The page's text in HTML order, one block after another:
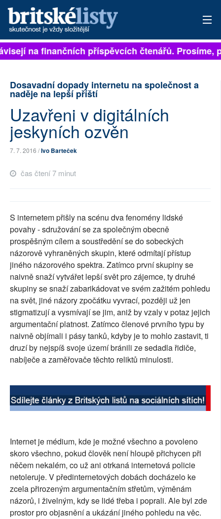
PŘIHLÁSIT
ARCHIV
ROZHOVORY
TÉMATA
SOCIÁLNÍ SÍTĚ
RUBRIKY
PLNÁ VERZE STRÁNEK
na finančních příspěvcích čtenářů. Prosíme,
Dosavadní dopady internetu na společnost a
naděje na lepší příští
Uzavřeni v digitálních
jeskyních ozvěn
7. 7. 2016 /Ivo Barteček
čas čtení 7 minut
S internetem přišly na scénu dva fenomény lidské
povahy - sdružování se za společným obecně
prospěšným cílem a soustředění se do sobeckých
názorově vyhraněných skupin, které odmítají přístup
jiného názorového spektra. Zatímco první skupiny se
naivně snaží vytvářet lepší svět pro zájemce, ty druhé
skupiny se snaží zabarikádovat ve svém zažitém pohledu
na svět, jiné názory zpočátku vyvrací, později už jen
stigmatizují a vysmívají se jim, aniž by vzaly v potaz jejich
argumentační platnost. Zatímco členové prvního typu by
naivně objímali i pásy tanků, kdyby je to mohlo zastavit, ti
druzí by nejspíš svoje území bránili ze sedadla řidiče,
nabíječe a zaměřovače těchto reliktů minulosti.
Internet je médium, kde je možné všechno a povoleno
skoro všechno, pokud člověk není hloupě přichycen při
něčem nekalém, co už ani otrkaná internetová policie
netoleruje. V předinternetových dobách docházelo ke
zcela přirozeným argumentačním střetům, výměnám
názorů, i živelným, kdy se lidé třeba i poprali. Ale byl zde
prostor pro objasnění a ukázání jiného pohledu na věc.